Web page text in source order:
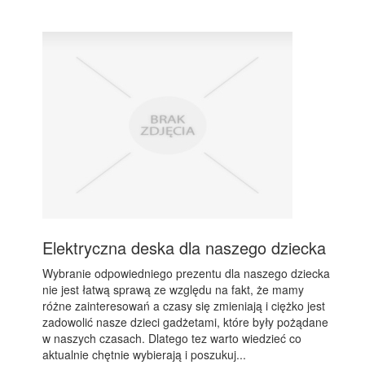
Elektryczna deska dla naszego dziecka
Wybranie odpowiedniego prezentu dla naszego dziecka
nie jest łatwą sprawą ze względu na fakt, że mamy
różne zainteresowań a czasy się zmieniają i ciężko jest
zadowolić nasze dzieci gadżetami, które były pożądane
w naszych czasach. Dlatego tez warto wiedzieć co
aktualnie chętnie wybierają i poszukuj...